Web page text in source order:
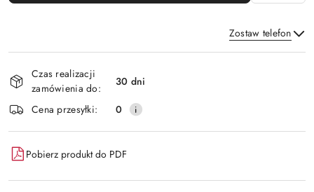
Zostaw telefon
i
dostawa
Czas realizacji
zamówienia do:
30 dni
Cena przesyłki:
0
Pobierz produkt do PDF